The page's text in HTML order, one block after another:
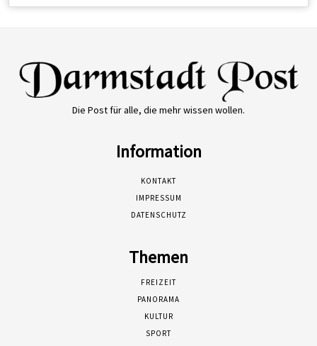
Die Post für alle, die mehr wissen wollen.
Information
KONTAKT
IMPRESSUM
DATENSCHUTZ
Themen
FREIZEIT
PANORAMA
KULTUR
SPORT